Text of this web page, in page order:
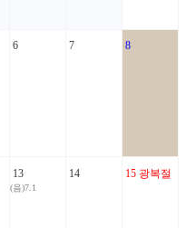
6 7 8
13
(음)7.1
14 15 광복절